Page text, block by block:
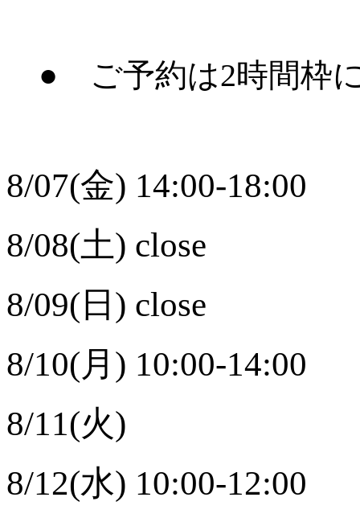
● ご予約は2時間枠
8/07(金) 14:00-18:00
8/08(土) close
8/09(日) close
8/10(月) 10:00-14:00
8/11(火)
8/12(水) 10:00-12:00